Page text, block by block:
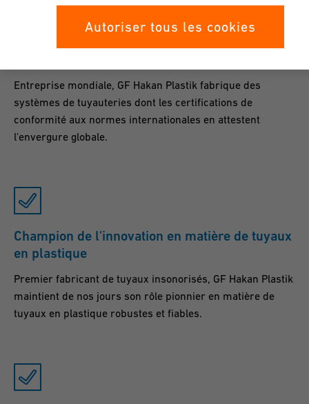
Entreprise mondiale, GF Hakan Plastik fabrique des
systèmes de tuyauteries dont les certifications de
conformité aux normes internationales en attestent
l'envergure globale.
Champion de l'innovation en matière de tuyaux
en plastique
Premier fabricant de tuyaux insonorisés, GF Hakan Plastik
maintient de nos jours son rôle pionnier en matière de
tuyaux en plastique robustes et fiables.
Autoriser tous les cookies